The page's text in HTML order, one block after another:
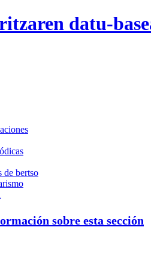
datu-
de bertso
sobre esta sección